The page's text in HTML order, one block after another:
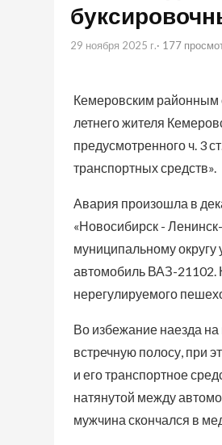
29 ноября 2025 г.· 177
Кемеровским районным
летнего жителя
предусмотренного ч. 3
транспортных средств».
Авария произошла в
«Новосибирск -
муниципальному округу
автомобиль ВАЗ-21102.
нерегулируемого
Во избежание наезда
встречную полосу, при
и его транспортное
натянутой между
мужчина скончался в